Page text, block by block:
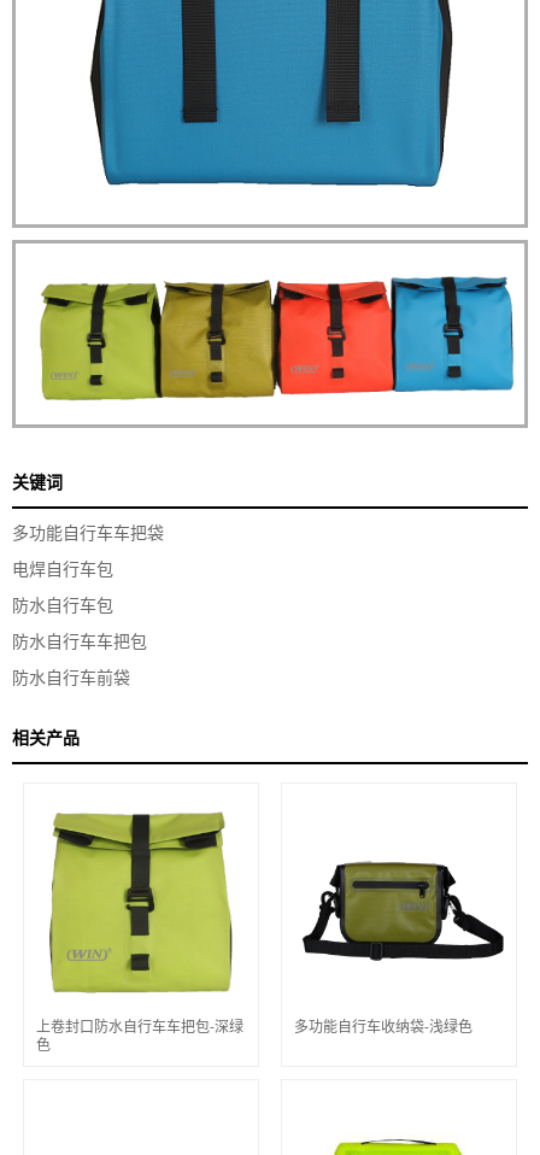
关键词
多功能自行车车把袋
电焊自行车包
防水自行车包
防水自行车车把包
防水自行车前袋
相关产品
上卷封口防水自行车车把包-深绿
色
多功能自行车收纳袋-浅绿色